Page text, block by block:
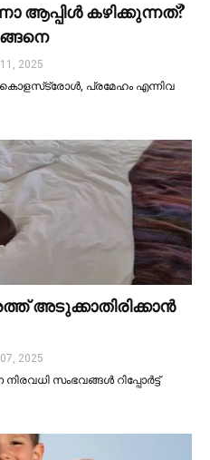
കഴിക്കുന്നത്?
2025
കൊളസ്‌ട്രോള്‍, പ്രമേഹം എന്നിവ
അടുക്കാതിരിക്കാൻ
2025
നിരവധി സംഭവങ്ങള്‍ റിപ്പോർട്ട്